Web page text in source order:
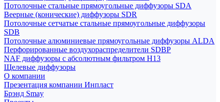
Потолочные стальные прямоугольные диффузоры SDA
Веерные (конические) диффузоры SDR
Потолочные сетчатые стальные прямоугольные диффузоры
SDB
Потолочные алюминиевые прямоугольные диффузоры ALDA
Перфорированные воздухораспределители SDBP
NAF диффузоры с абсолютным фильтром Н13
Щелевые диффузоры
О компании
Презентация компании Инпласт
Брэнд Smay